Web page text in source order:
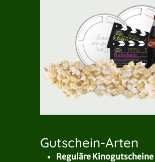
Gutschein-Arten
Reguläre Kinogutscheine